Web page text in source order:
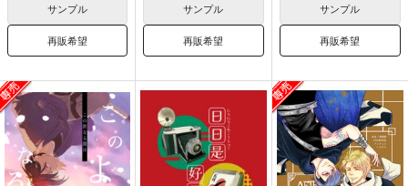
サンプル
再販希望
サンプル
再販希望
サンプル
再販希望